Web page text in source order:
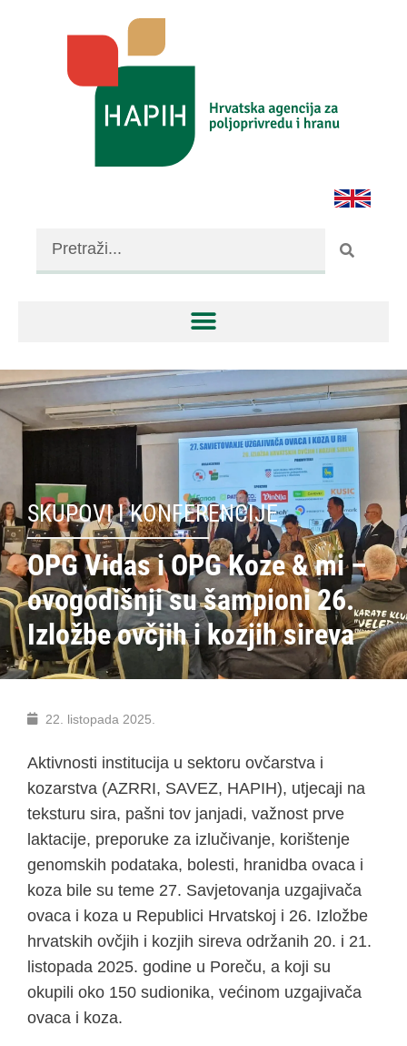
SKUPOVI I KONFERENCIJE
OPG Vidas i OPG Koze & mi –
ovogodišnji su šampioni 26.
Izložbe ovčjih i kozjih sireva
22. listopada 2025.
Aktivnosti institucija u sektoru ovčarstva i
kozarstva (AZRRI, SAVEZ, HAPIH), utjecaji na
teksturu sira, pašni tov janjadi, važnost prve
laktacije, preporuke za izlučivanje, korištenje
genomskih podataka, bolesti, hranidba ovaca i
koza bile su teme 27. Savjetovanja uzgajivača
ovaca i koza u Republici Hrvatskoj i 26. Izložbe
hrvatskih ovčjih i kozjih sireva održanih 20. i 21.
listopada 2025. godine u Poreču, a koji su
okupili oko 150 sudionika, većinom uzgajivača
ovaca i koza.